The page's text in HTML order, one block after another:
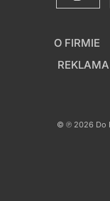
O FIRMIE
REKLAMA
© ℗ 2026 Do